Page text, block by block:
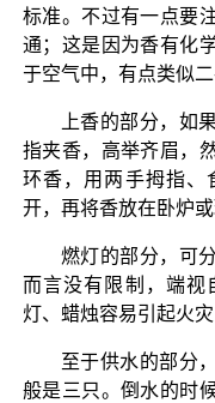
标准。不过有一点要
通；这是因为香有化
于空气中，有点类似
上香的部分，如
指夹香，高举齐眉，
环香，用两手拇指、
开，再将香放在卧炉或
燃灯的部分，可
而言没有限制，端视
灯、蜡烛容易引起火
至于供水的部分
般是三只。倒水的时